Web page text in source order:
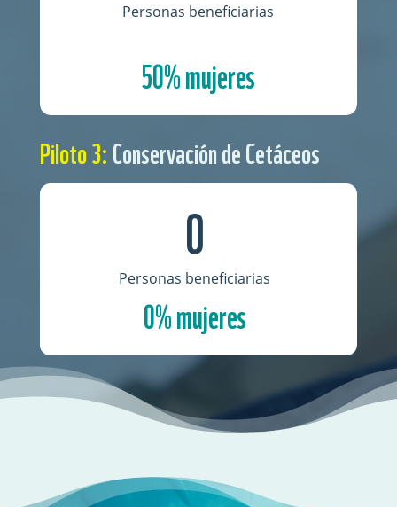
Personas beneficiarias
50% mujeres
Piloto 3: Conservación de Cetáceos
0
Personas beneficiarias
0% mujeres